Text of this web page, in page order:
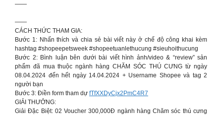
——
——
CÁCH THỨC THAM GIA:
Bước 1: Nhấn thích và chia sẻ bài viết này ở chế độ công khai kèm
hashtag #shopeepetsweek #shopeetuanlethucung #sieuhoithucung
Bước 2: Bình luận bên dưới bài viết hình ảnh/video & “review” sản
phẩm đã mua thuộc ngành hàng CHĂM SÓC THÚ CƯNG từ ngày
08.04.2024 đến hết ngày 14.04.2024 + Username Shopee và tag 2
người bạn
Bước 3: Điền form tham dự fTfXXDyCjx2PmC4R7
GIẢI THƯỞNG:
Giải Đặc Biệt: 02 Voucher 300,000Đ ngành hàng Chăm sóc thú cưng